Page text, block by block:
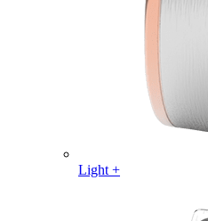
Light +